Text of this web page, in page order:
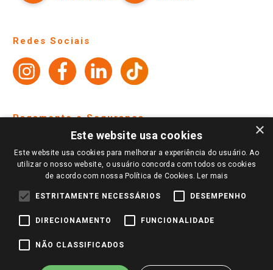
Fale Conosco
Lojas Físicas e Horários
Ofertas
Cartão Giassi
Trabalhe Conosco
Identidade Visual
Ajuda
Política de Privacidade e Termos de Uso
Formas de Pagamento
Trocas e Devoluções
Atendimento
Redes Sociais
Pagamento e Segurança
×
Este website usa cookies
Este website usa cookies para melhorar a experiência do usuário. Ao
utilizar o nosso website, o usuário concorda com todos os cookies
de acordo com nossa Política de Cookies. Ler mais
ESTRITAMENTE NECESSÁRIOS DESEMPENHO
DIRECIONAMENTO FUNCIONALIDADE
NÃO CLASSIFICADOS